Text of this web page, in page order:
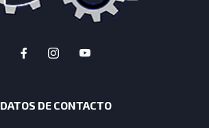
DATOS DE CONTACTO